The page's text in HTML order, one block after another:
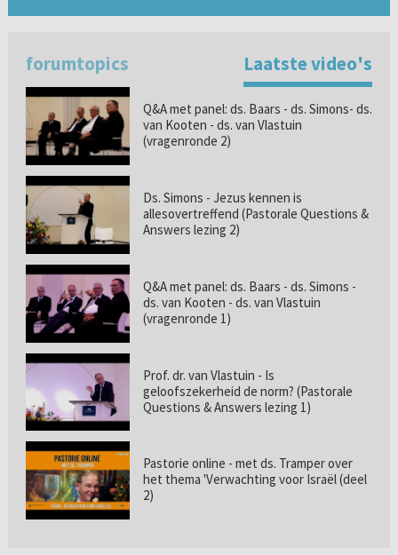
forumtopics Laatste video's
Q&A met panel: ds. Baars - ds. Simons- ds.
van Kooten - ds. van Vlastuin
(vragenronde 2)
Ds. Simons - Jezus kennen is
allesovertreffend (Pastorale Questions &
Answers lezing 2)
Q&A met panel: ds. Baars - ds. Simons -
ds. van Kooten - ds. van Vlastuin
(vragenronde 1)
Prof. dr. van Vlastuin - Is
geloofszekerheid de norm? (Pastorale
Questions & Answers lezing 1)
Pastorie online - met ds. Tramper over
het thema 'Verwachting voor Israël (deel
2)